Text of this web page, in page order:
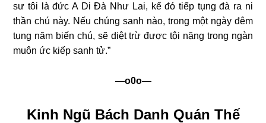
sư tôi là đức A Di Đà Như Lai, kế đó tiếp tụng đà ra ni
thần chú này. Nếu chúng sanh nào, trong một ngày đêm
tụng năm biến chú, sẽ diệt trừ được tội nặng trong ngàn
muôn ức kiếp sanh tử.”
—o0o—
Kinh Ngũ Bách Danh Quán Thế